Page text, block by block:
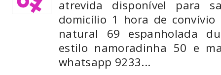
atrevida disponível para
domicílio 1 hora de
natural 69 espanholada
estilo namoradinha 50 e
whatsapp 9233...